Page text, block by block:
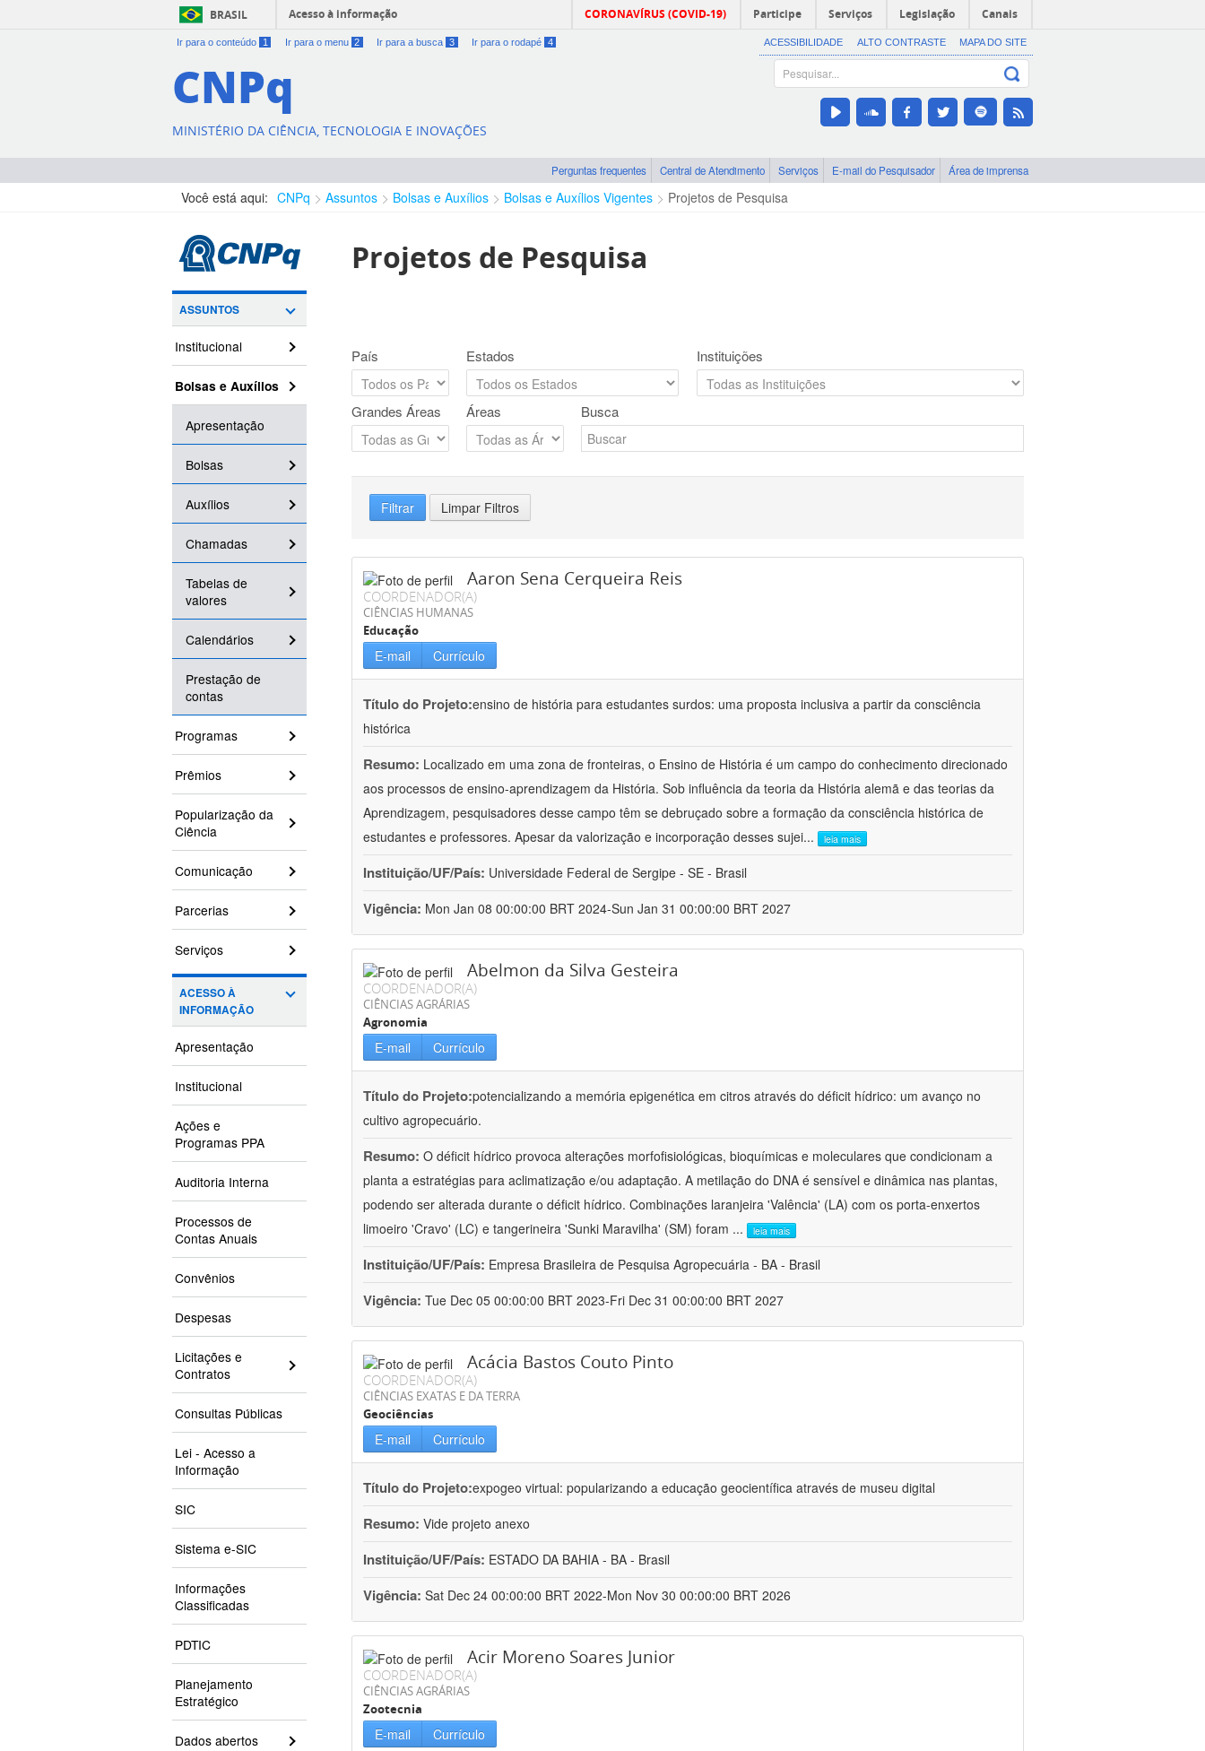
BRASIL Acesso à informação CORONAVÍRUS (COVID-19) Participe Serviços Legislação Canais
Ir para o conteúdo 1 Ir para o menu 2 Ir para a busca 3 Ir para o rodapé 4 ACESSIBILIDADE ALTO CONTRASTE MAPA DO SITE
CNPq
MINISTÉRIO DA CIÊNCIA, TECNOLOGIA E INOVAÇÕES
Perguntas frequentes Central de Atendimento Serviços E-mail do Pesquisador Área de imprensa
Você está aqui: CNPq Assuntos Bolsas e Auxílios Bolsas e Auxílios Vigentes Projetos de Pesquisa
ASSUNTOS
Institucional
Bolsas e Auxílios
Apresentação
Bolsas
Auxílios
Chamadas
Tabelas de
valores
Calendários
Prestação de
contas
Programas
Prêmios
Popularização da
Ciência
Comunicação
Parcerias
Serviços
ACESSO À
INFORMAÇÃO
Apresentação
Institucional
Ações e
Programas PPA
Auditoria Interna
Processos de
Contas Anuais
Convênios
Despesas
Licitações e
Contratos
Consultas Públicas
Lei - Acesso a
Informação
SIC
Sistema e-SIC
Informações
Classificadas
PDTIC
Planejamento
Estratégico
Dados abertos
Projetos de Pesquisa
País Estados Instituições
Grandes Áreas Áreas Busca
Filtrar Limpar Filtros
Aaron Sena Cerqueira Reis
COORDENADOR(A)
CIÊNCIAS HUMANAS
Educação
E-mail Currículo
Título do Projeto:ensino de história para estudantes surdos: uma proposta inclusiva a partir da consciência
histórica
Resumo: Localizado em uma zona de fronteiras, o Ensino de História é um campo do conhecimento direcionado
aos processos de ensino-aprendizagem da História. Sob influência da teoria da História alemã e das teorias da
Aprendizagem, pesquisadores desse campo têm se debruçado sobre a formação da consciência histórica de
estudantes e professores. Apesar da valorização e incorporação desses sujei... leia mais
Instituição/UF/País: Universidade Federal de Sergipe - SE - Brasil
Vigência: Mon Jan 08 00:00:00 BRT 2024-Sun Jan 31 00:00:00 BRT 2027
Abelmon da Silva Gesteira
COORDENADOR(A)
CIÊNCIAS AGRÁRIAS
Agronomia
E-mail Currículo
Título do Projeto:potencializando a memória epigenética em citros através do déficit hídrico: um avanço no
cultivo agropecuário.
Resumo: O déficit hídrico provoca alterações morfofisiológicas, bioquímicas e moleculares que condicionam a
planta a estratégias para aclimatização e/ou adaptação. A metilação do DNA é sensível e dinâmica nas plantas,
podendo ser alterada durante o déficit hídrico. Combinações laranjeira 'Valência' (LA) com os porta-enxertos
limoeiro 'Cravo' (LC) e tangerineira 'Sunki Maravilha' (SM) foram ... leia mais
Instituição/UF/País: Empresa Brasileira de Pesquisa Agropecuária - BA - Brasil
Vigência: Tue Dec 05 00:00:00 BRT 2023-Fri Dec 31 00:00:00 BRT 2027
Acácia Bastos Couto Pinto
COORDENADOR(A)
CIÊNCIAS EXATAS E DA TERRA
Geociências
E-mail Currículo
Título do Projeto:expogeo virtual: popularizando a educação geocientífica através de museu digital
Resumo: Vide projeto anexo
Instituição/UF/País: ESTADO DA BAHIA - BA - Brasil
Vigência: Sat Dec 24 00:00:00 BRT 2022-Mon Nov 30 00:00:00 BRT 2026
Acir Moreno Soares Junior
COORDENADOR(A)
CIÊNCIAS AGRÁRIAS
Zootecnia
E-mail Currículo